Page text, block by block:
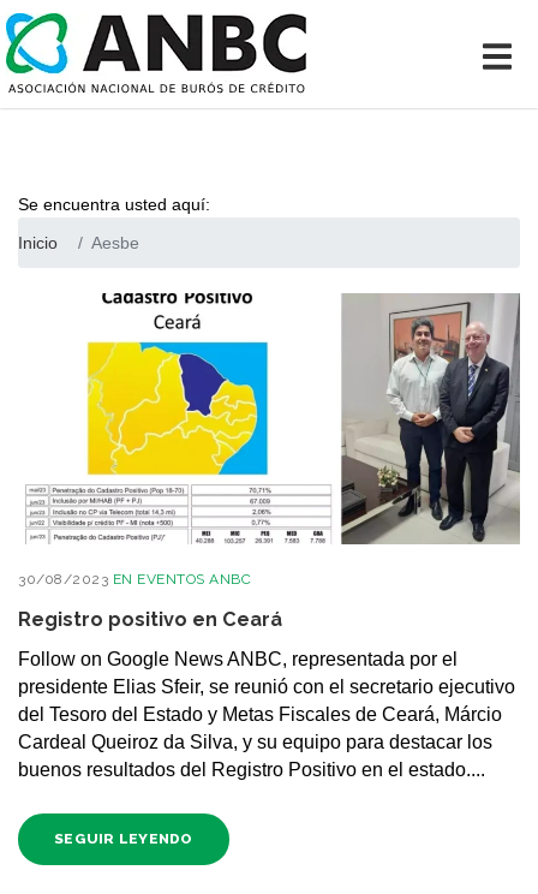
Se encuentra usted aquí:
Inicio
Aesbe
30/08/2023 EN EVENTOS ANBC
Registro positivo en Ceará
Follow on Google News ANBC, representada por el
presidente Elias Sfeir, se reunió con el secretario ejecutivo
del Tesoro del Estado y Metas Fiscales de Ceará, Márcio
Cardeal Queiroz da Silva, y su equipo para destacar los
buenos resultados del Registro Positivo en el estado....
SEGUIR LEYENDO